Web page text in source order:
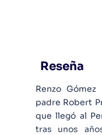
Reseña
Renzo
padre Robert
que llegó al
tras unos